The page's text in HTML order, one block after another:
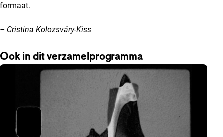
formaat.
– Cristina Kolozsváry-Kiss
Ook in dit verzamelprogramma